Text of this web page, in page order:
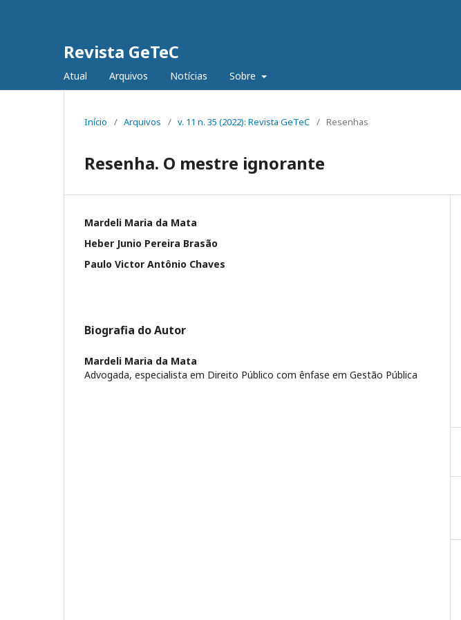
Revista GeTeC
Atual Arquivos Notícias Sobre
Início / Arquivos / v. 11 n. 35 (2022): Revista GeTeC / Resenhas
Resenha. O mestre ignorante
Mardeli Maria da Mata
Heber Junio Pereira Brasão
Paulo Victor Antônio Chaves
Biografia do Autor
Mardeli Maria da Mata
Advogada, especialista em Direito Público com ênfase em Gestão Pública